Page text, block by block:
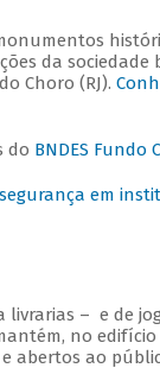
da sociedade
Choro (RJ).
do BNDES Fundo
em
– e de
no edifício
abertos ao